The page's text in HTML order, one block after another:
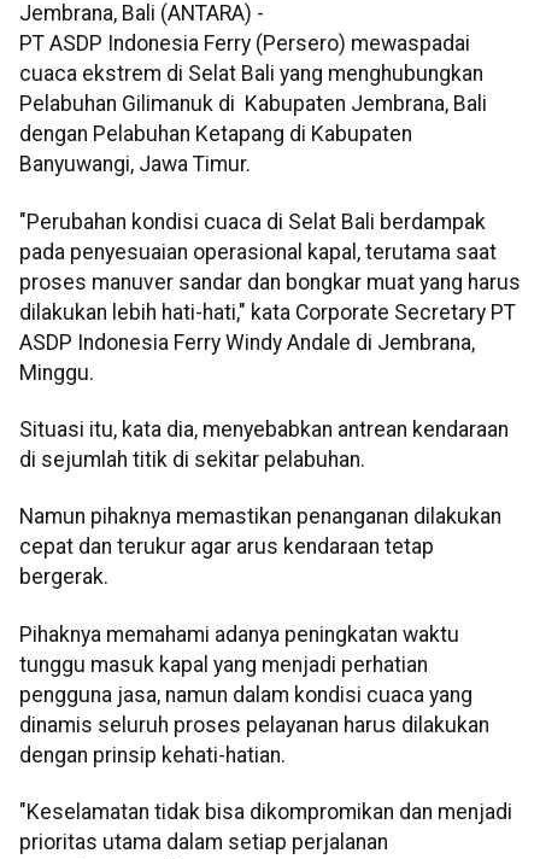
Jembrana, Bali (ANTARA) -
PT ASDP Indonesia Ferry (Persero) mewaspadai
cuaca ekstrem di Selat Bali yang menghubungkan
Pelabuhan Gilimanuk di Kabupaten Jembrana, Bali
dengan Pelabuhan Ketapang di Kabupaten
Banyuwangi, Jawa Timur.
"Perubahan kondisi cuaca di Selat Bali berdampak
pada penyesuaian operasional kapal, terutama saat
proses manuver sandar dan bongkar muat yang harus
dilakukan lebih hati-hati," kata Corporate Secretary PT
ASDP Indonesia Ferry Windy Andale di Jembrana,
Minggu.
Situasi itu, kata dia, menyebabkan antrean kendaraan
di sejumlah titik di sekitar pelabuhan.
Namun pihaknya memastikan penanganan dilakukan
cepat dan terukur agar arus kendaraan tetap
bergerak.
Pihaknya memahami adanya peningkatan waktu
tunggu masuk kapal yang menjadi perhatian
pengguna jasa, namun dalam kondisi cuaca yang
dinamis seluruh proses pelayanan harus dilakukan
dengan prinsip kehati-hatian.
"Keselamatan tidak bisa dikompromikan dan menjadi
prioritas utama dalam setiap perjalanan